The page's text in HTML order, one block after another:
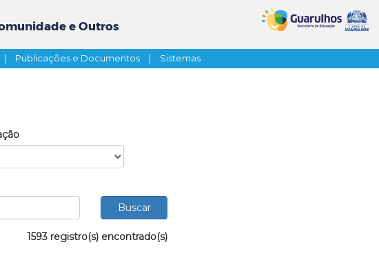
e Outros
| Publicações e Documentos | Sistemas
1593 registro(s) encontrado(s)